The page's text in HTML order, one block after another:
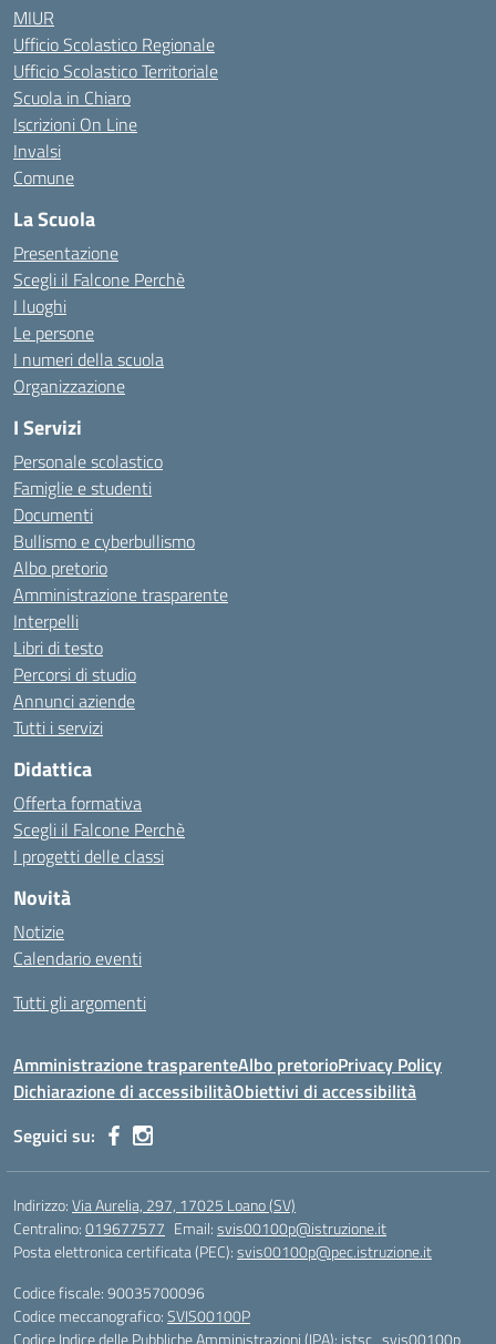
MIUR
Ufficio Scolastico Regionale
Ufficio Scolastico Territoriale
Scuola in Chiaro
Iscrizioni On Line
Invalsi
Comune
La Scuola
Presentazione
Scegli il Falcone Perchè
I luoghi
Le persone
I numeri della scuola
Organizzazione
I Servizi
Personale scolastico
Famiglie e studenti
Documenti
Bullismo e cyberbullismo
Albo pretorio
Amministrazione trasparente
Interpelli
Libri di testo
Percorsi di studio
Annunci aziende
Tutti i servizi
Didattica
Offerta formativa
Scegli il Falcone Perchè
I progetti delle classi
Novità
Notizie
Calendario eventi
Tutti gli argomenti
Amministrazione trasparenteAlbo pretorioPrivacy Policy
Dichiarazione di accessibilitàObiettivi di accessibilità
Seguici su:
Indirizzo:Via Aurelia, 297, 17025 Loano (SV)
Centralino:019677577 Email:svis00100p@istruzione.it
Posta elettronica certificata (PEC):svis00100p@pec.istruzione.it
Codice fiscale: 90035700096
Codice meccanografico:SVIS00100P
Codice Indice delle Pubbliche Amministrazioni (IPA): istsc_svis00100p